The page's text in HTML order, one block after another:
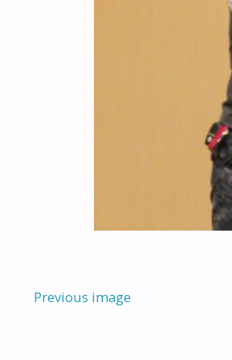
Previous image